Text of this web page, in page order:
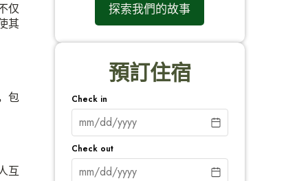
仅
其
包
互
探索我們的故事
預訂住宿
Check in
Check out